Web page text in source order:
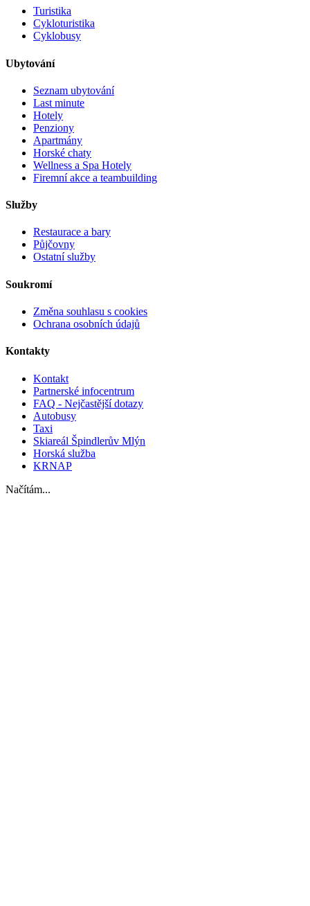
Turistika
Cykloturistika
Cyklobusy
Ubytování
Seznam ubytování
Last minute
Hotely
Penziony
Apartmány
Horské chaty
Wellness a Spa Hotely
Firemní akce a teambuilding
Služby
Restaurace a bary
Půjčovny
Ostatní služby
Soukromí
Změna souhlasu s cookies
Ochrana osobních údajů
Kontakty
Kontakt
Partnerské infocentrum
FAQ - Nejčastější dotazy
Autobusy
Taxi
Skiareál Špindlerův Mlýn
Horská služba
KRNAP
Načítám...